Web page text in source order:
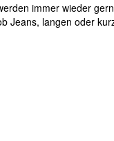
immer wieder
Jeans, langen oder